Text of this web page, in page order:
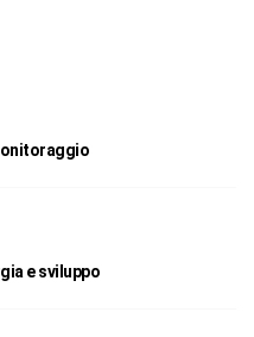
e sviluppo